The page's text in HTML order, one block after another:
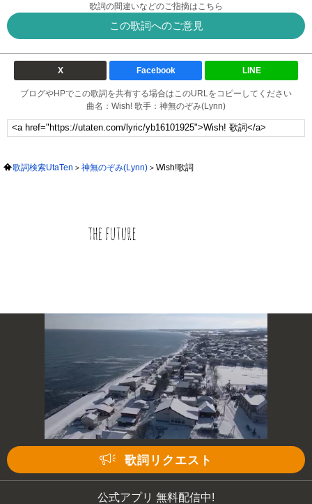
歌詞の間違いなどのご指摘はこちら
この歌詞へのご意見
X Facebook LINE
ブログやHPでこの歌詞を共有する場合はこのURLをコピーしてください
曲名：Wish! 歌手：神無のぞみ(Lynn)
歌詞検索UtaTen 神無のぞみ(Lynn) Wish!歌詞
次の動画まで 3 キャンセル
歌詞リクエスト
公式アプリ 無料配信中!